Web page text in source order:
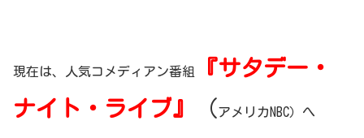
現在は、人気コメディアン番組
『サタデー・
ナイト・ライブ』
（ アメリカNBC）へ